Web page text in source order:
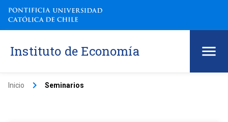
Instituto de Economía
Inicio keyboard_arrow_right Seminarios